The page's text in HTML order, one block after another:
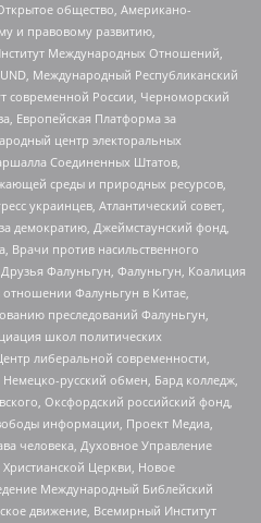
общество, Американо-
и правовому развитию,
Международных Отношений,
Международный Республиканский
современной России, Черноморский
Европейская Платформа за
центр электоральных
Соединенных Штатов,
среды и природных ресурсов,
украинцев, Атлантический совет,
демократию, Джеймстаунский фонд,
Врачи против насильственного
Фалуньгун, Фалуньгун, Коалиция
Фалуньгун в Китае,
преследований Фалуньгун,
школ политических
либеральной современности,
русский обмен, Бард колледж,
Оксфордский российский фонд,
информации, Проект Медиа,
человека, Духовное Управление
Христианской Церкви, Новое
Международный Библейский
движение, Всемирный Институт